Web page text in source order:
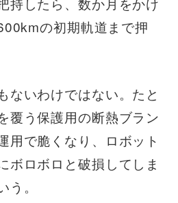
の初期軌道まで押
ないわけではない。たと
覆う保護用の断熱ブラン
用で脆くなり、ロボット
ボロボロと破損してしま
。